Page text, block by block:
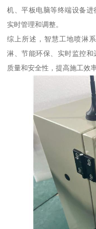
机、平板电脑等终端设备
实时管理和调整。
综上所述，智慧工地喷淋
淋、节能环保、实时监控
质量和安全性，提高施工效